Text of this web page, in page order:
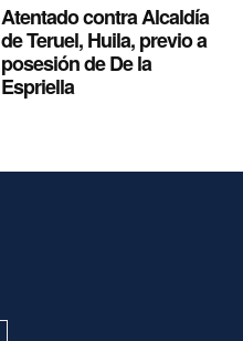
Atentado contra Alcaldía
de Teruel, Huila, previo a
posesión de De la
Espriella